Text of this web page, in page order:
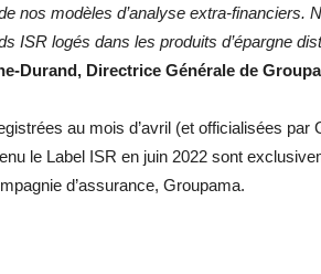
nos modèles d’analyse extra-financiers.
ISR logés dans les produits d’épargne
Durand, Directrice Générale de
au mois d’avril (et officialisées par
le Label ISR en juin 2022 sont
d’assurance, Groupama.